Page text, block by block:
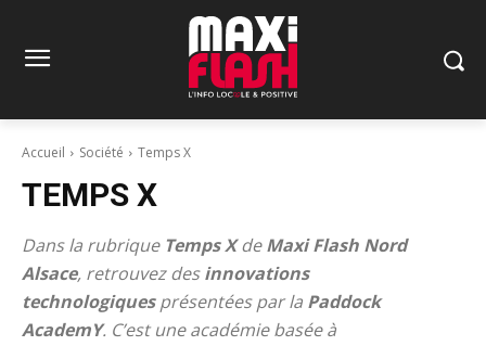
Accueil Société Temps X
TEMPS X
Dans la rubrique Temps XdeMaxi Flash Nord
Alsace, retrouvez desinnovations
technologiquesprésentées par la Paddock
AcademY. C’est une académie basée à